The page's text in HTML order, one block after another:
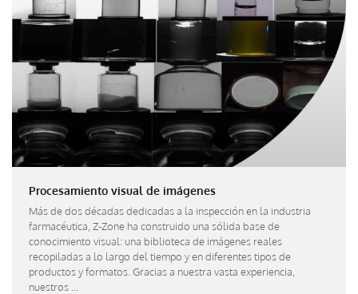
Procesamiento visual de imágenes
Más de dos décadas dedicadas a la inspección en la industria
farmacéutica, Z-Zone ha construido una sólida base de
conocimiento visual: una biblioteca de imágenes reales
recopiladas a lo largo del tiempo y en diferentes tipos de
productos y formatos. Gracias a nuestra vasta experiencia,
nuestros ...